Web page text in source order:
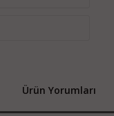
Ürün Yorumları